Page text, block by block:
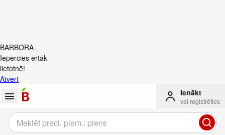
BARBORA
Iepērcies ērtāk
lietotnē!
Atvērt
Ienākt
vai reģistrēties